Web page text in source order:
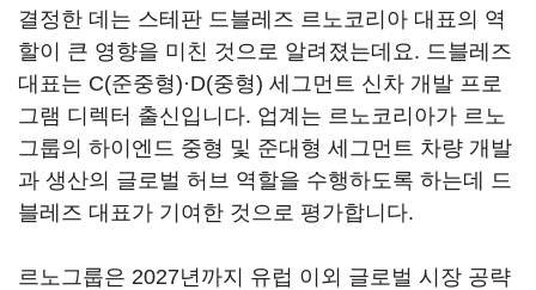
결정한 데는 스테판 드블레즈 르노코리아 대표의 역
할이 큰 영향을 미친 것으로 알려졌는데요. 드블레즈
대표는 C(준중형)·D(중형) 세그먼트 신차 개발 프로
그램 디렉터 출신입니다. 업계는 르노코리아가 르노
그룹의 하이엔드 중형 및 준대형 세그먼트 차량 개발
과 생산의 글로벌 허브 역할을 수행하도록 하는데 드
블레즈 대표가 기여한 것으로 평가합니다.
르노그룹은 2027년까지 유럽 이외 글로벌 시장 공략